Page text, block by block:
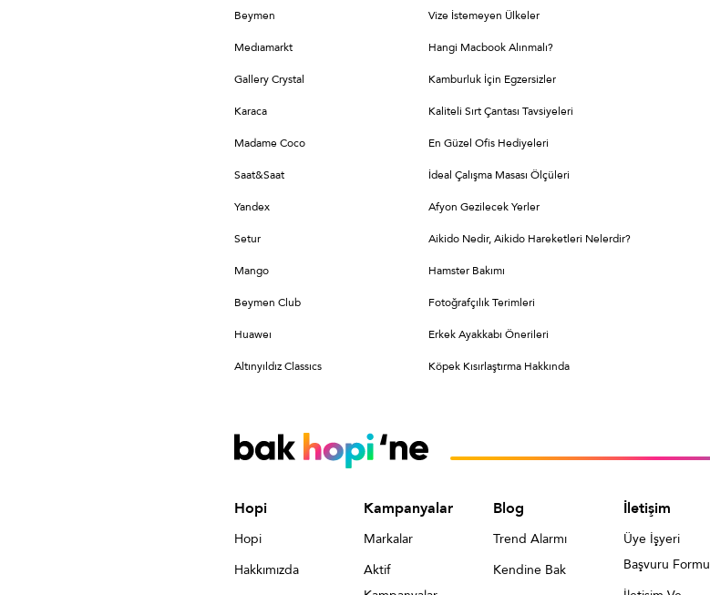
Beymen
Medıamarkt
Gallery Crystal
Karaca
Madame Coco
Saat&Saat
Yandex
Setur
Mango
Beymen Club
Huaweı
Altınyıldız Classıcs
Vize İstemeyen Ülkeler
Hangi Macbook Alınmalı?
Kamburluk İçin Egzersizler
Kaliteli Sırt Çantası Tavsiyeleri
En Güzel Ofis Hediyeleri
İdeal Çalışma Masası Ölçüleri
Afyon Gezilecek Yerler
Aikido Nedir, Aikido Hareketleri Nelerdir?
Hamster Bakımı
Fotoğrafçılık Terimleri
Erkek Ayakkabı Önerileri
Köpek Kısırlaştırma Hakkında
Hopi
Hopi
Hakkımızda
Kampanyalar
Markalar
Aktif
Blog
Trend Alarmı
Kendine Bak
İletişim
Üye İşyeri
Başvuru Formu